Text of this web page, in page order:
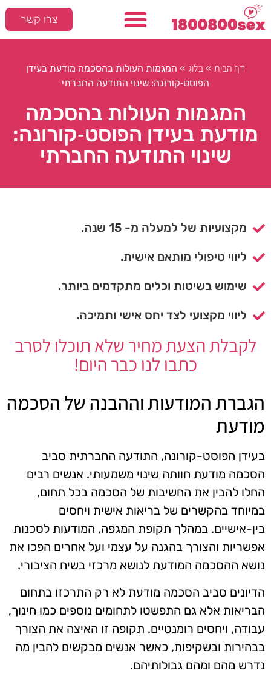
צרו קשר
דף הבית » בלוג » המגמות העולות בהסכמה מודעת בעידן
הפוסט‑קורונה: שינוי התודעה החברתי
המגמות העולות בהסכמה
מודעת בעידן הפוסט‑קורונה:
שינוי התודעה החברתי
מקצועיות של למעלה מ- 15 שנה.
ליווי טיפולי מותאם אישית.
שימוש בשיטות וכלים מתקדמים ביותר.
ליווי מקצועי לצד יחס אישי ותמיכה.
לקבלת הצעת מחיר שלא תוכלו לסרב
כתבו לנו כבר היום!
הגברת המודעות וההבנה של הסכמה
מודעת
בעידן הפוסט-קורונה, התודעה החברתית סביב
הסכמה מודעת חוותה שינוי משמעותי. אנשים רבים
החלו להבין את החשיבות של הסכמה בכל תחום,
במיוחד בהקשרים של בריאות אישית ויחסים
בין-אישיים. במהלך תקופת המגפה, המודעות לסכנות
אפשריות והצורך בהגנה על עצמי ועל אחרים הפכו את
נושא ההסכמה המודעת לנושא מרכזי בשיח הציבורי.
הדיונים סביב הסכמה מודעת לא רק התרכזו בתחום
הבריאות אלא גם התפשטו לתחומים נוספים כמו חינוך,
עבודה, ויחסים רומנטיים. תקופה זו האיצה את הצורך
בבהירות ובשקיפות, כאשר אנשים מבקשים להבין מה
נדרש מהם ומהם גבולותיהם.